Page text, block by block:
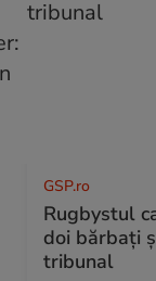
GSP.ro
Rugbystul
doi bărbați
tribunal